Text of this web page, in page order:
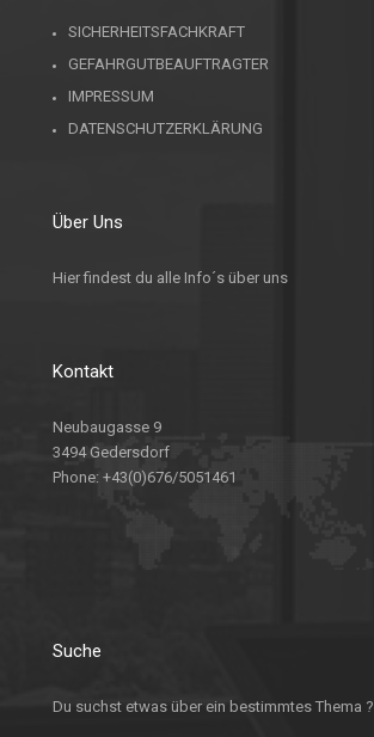
SICHERHEITSFACHKRAFT
GEFAHRGUTBEAUFTRAGTER
IMPRESSUM
DATENSCHUTZERKLÄRUNG
Über Uns
Hier findest du alle Info´s über uns
Kontakt
Neubaugasse 9
3494 Gedersdorf
Phone: +43(0)676/5051461
Suche
Du suchst etwas über ein bestimmtes Thema ?